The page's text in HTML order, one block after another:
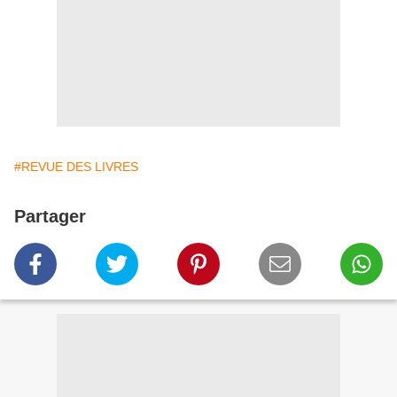
#REVUE DES LIVRES
Partager